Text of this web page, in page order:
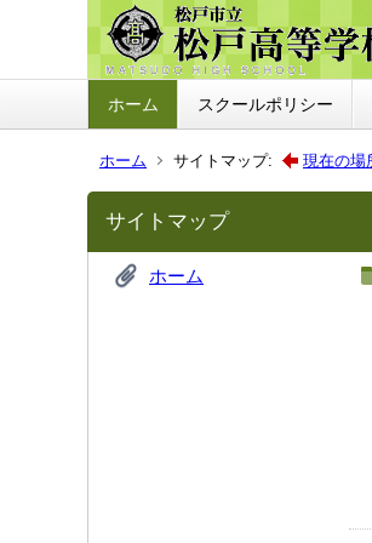
ホーム スクールポリシー
ホーム サイトマップ: 現在の場
サイトマップ
ホーム